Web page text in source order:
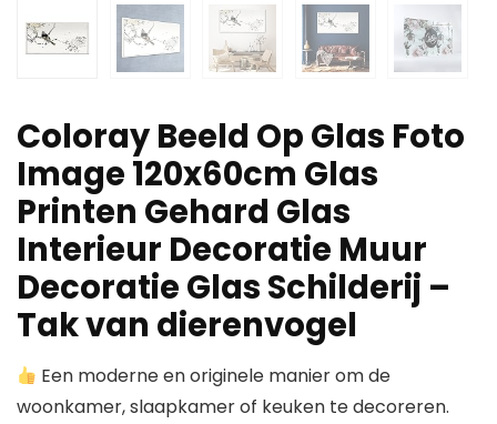
Coloray Beeld Op Glas Foto
Image 120x60cm Glas
Printen Gehard Glas
Interieur Decoratie Muur
Decoratie Glas Schilderij –
Tak van dierenvogel
Een moderne en originele manier om de
woonkamer, slaapkamer of keuken te decoreren.